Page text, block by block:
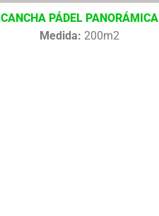
CANCHA PÁDEL PANORÁMICA
Medida: 200m2